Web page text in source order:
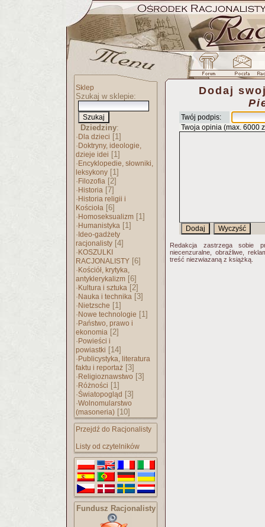
Sklep
Szukaj w sklepie:
Dziedziny:
· Dla dzieci [1]
· Doktryny, ideologie,
dzieje idei [1]
· Encyklopedie, słowniki,
leksykony [1]
· Filozofia [2]
· Historia [7]
· Historia religii i
Kościoła [6]
· Homoseksualizm [1]
· Humanistyka [1]
· Ideo-gadżety
racjonalisty [4]
· KOSZULKI
RACJONALISTY [6]
· Kościół, krytyka,
antyklerykalizm [6]
· Kultura i sztuka [2]
· Nauka i technika [3]
· Nietzsche [1]
· Nowe technologie [1]
· Państwo, prawo i
ekonomia [2]
· Powieści i
powiastki [14]
· Publicystyka, literatura
faktu i reportaż [3]
· Religioznawstwo [3]
· Różności [1]
·Światopogląd [3]
·Wolnomularstwo
(masoneria) [10]
Przejdź do Racjonalisty
Listy od czytelników
Fundusz Racjonalisty
Dodaj
Twój podpis:
Twoja opinia (max. 6000
Redakcja zastrzega sobie
niecenzuralne, obraźliwe,
treść niezwiazaną z książką.